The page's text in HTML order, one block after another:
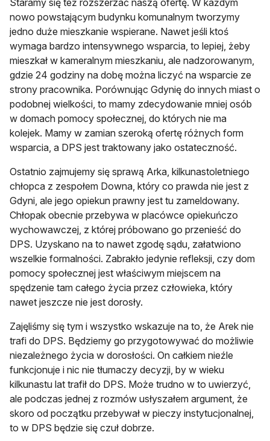
Staramy się też rozszerzać naszą ofertę. W każdym
nowo powstającym budynku komunalnym tworzymy
jedno duże mieszkanie wspierane. Nawet jeśli ktoś
wymaga bardzo intensywnego wsparcia, to lepiej, żeby
mieszkał w kameralnym mieszkaniu, ale nadzorowanym,
gdzie 24 godziny na dobę można liczyć na wsparcie ze
strony pracownika. Porównując Gdynię do innych miast o
podobnej wielkości, to mamy zdecydowanie mniej osób
w domach pomocy społecznej, do których nie ma
kolejek. Mamy w zamian szeroką ofertę różnych form
wsparcia, a DPS jest traktowany jako ostateczność.
Ostatnio zajmujemy się sprawą Arka, kilkunastoletniego
chłopca z zespołem Downa, który co prawda nie jest z
Gdyni, ale jego opiekun prawny jest tu zameldowany.
Chłopak obecnie przebywa w placówce opiekuńczo
wychowawczej, z której próbowano go przenieść do
DPS. Uzyskano na to nawet zgodę sądu, załatwiono
wszelkie formalności. Zabrakło jedynie refleksji, czy dom
pomocy społecznej jest właściwym miejscem na
spędzenie tam całego życia przez człowieka, który
nawet jeszcze nie jest dorosły.
Zajęliśmy się tym i wszystko wskazuje na to, że Arek nie
trafi do DPS. Będziemy go przygotowywać do możliwie
niezależnego życia w dorosłości. On całkiem nieźle
funkcjonuje i nic nie tłumaczy decyzji, by w wieku
kilkunastu lat trafił do DPS. Może trudno w to uwierzyć,
ale podczas jednej z rozmów usłyszałem argument, że
skoro od początku przebywał w pieczy instytucjonalnej,
to w DPS będzie się czuł dobrze.